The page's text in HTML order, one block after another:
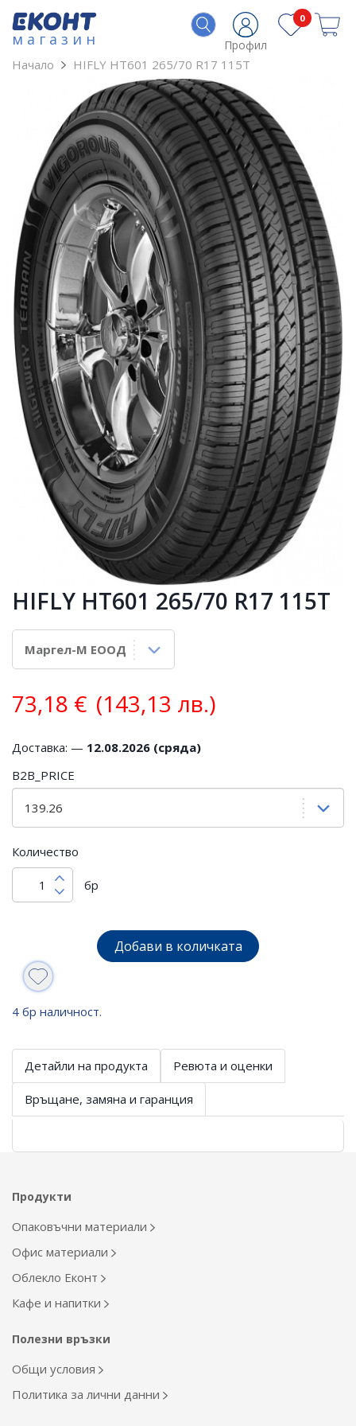
магазин Профил
0
Начало HIFLY HT601 265/70 R17 115T
HIFLY HT601 265/70 R17 115T
73,18 € (143,13 лв.)
Доставка: — 12.08.2026 (сряда)
B2B_PRICE
Количество
бр
Добави в количката
4 бр наличност.
Детайли на продукта Ревюта и оценки
Връщане, замяна и гаранция
Продукти
Опаковъчни материали
Офис материали
Облекло Еконт
Кафе и напитки
Полезни връзки
Общи условия
Политика за лични данни